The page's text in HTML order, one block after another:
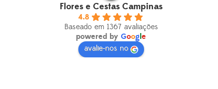
Flores e Cestas Campinas
4.8
Baseado em 1367 avaliações
powered by Google
avalie-nos no